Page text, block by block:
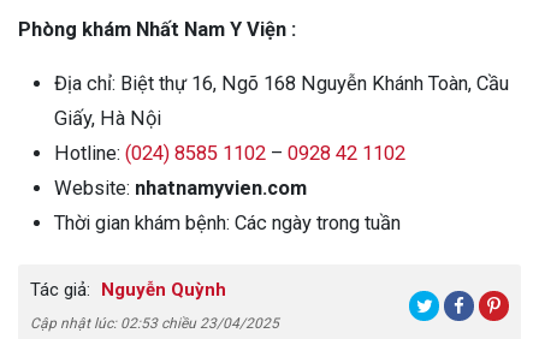
Phòng khám Nhất Nam Y Viện :
Địa chỉ: Biệt thự 16, Ngõ 168 Nguyễn Khánh Toàn, Cầu
Giấy, Hà Nội
Hotline: (024) 8585 1102 – 0928 42 1102
Website: nhatnamyvien.com
Thời gian khám bệnh: Các ngày trong tuần
Tác giả: Nguyễn Quỳnh
Cập nhật lúc: 02:53 chiều 23/04/2025